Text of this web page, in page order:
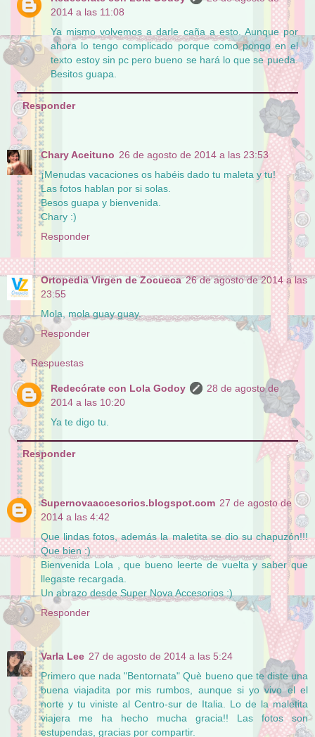
2014 a las 11:08
Ya mismo volvemos a darle caña a esto. Aunque por
ahora lo tengo complicado porque como pongo en el
texto estoy sin pc pero bueno se hará lo que se pueda.
Besitos guapa.
Responder
Chary Aceituno 26 de agosto de 2014 a las 23:53
¡Menudas vacaciones os habéis dado tu maleta y tu!
Las fotos hablan por si solas.
Besos guapa y bienvenida.
Chary :)
Responder
Ortopedia Virgen de Zocueca 26 de agosto de 2014 a las
23:55
Mola, mola guay guay.
Responder
Respuestas
Redecórate con Lola Godoy
28 de agosto de
2014 a las 10:20
Ya te digo tu.
Responder
Supernovaaccesorios.blogspot.com 27 de agosto de
2014 a las 4:42
Que lindas fotos, además la maletita se dio su chapuzón!!!
Que bien :)
Bienvenida Lola , que bueno leerte de vuelta y saber que
llegaste recargada.
Un abrazo desde Super Nova Accesorios :)
Responder
Varla Lee 27 de agosto de 2014 a las 5:24
Primero que nada "Bentornata" Què bueno que te diste una
buena viajadita por mis rumbos, aunque si yo vivo el el
norte y tu viniste al Centro-sur de Italia. Lo de la maletita
viajera me ha hecho mucha gracia!! Las fotos son
estupendas, gracias por compartir.